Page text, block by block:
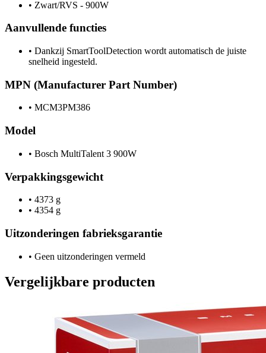
• Zwart/RVS - 900W
Aanvullende functies
• Dankzij SmartToolDetection wordt automatisch de juiste
snelheid ingesteld.
MPN (Manufacturer Part Number)
• MCM3PM386
Model
• Bosch MultiTalent 3 900W
Verpakkingsgewicht
• 4373 g
• 4354 g
Uitzonderingen fabrieksgarantie
• Geen uitzonderingen vermeld
Vergelijkbare producten